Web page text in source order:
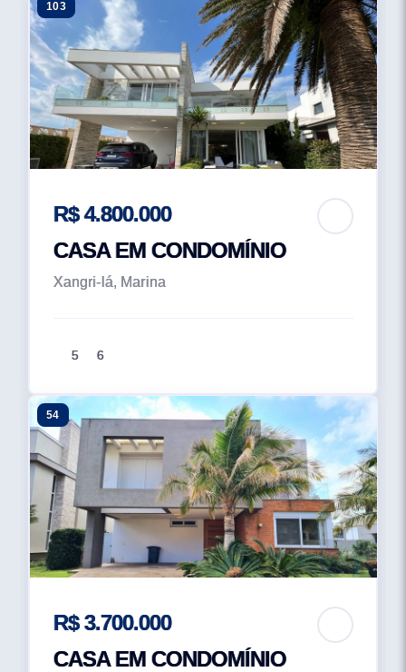
103
R$ 4.800.000
CASA EM CONDOMÍNIO
Xangri-lá, Marina
5 6
54
R$ 3.700.000
CASA EM CONDOMÍNIO